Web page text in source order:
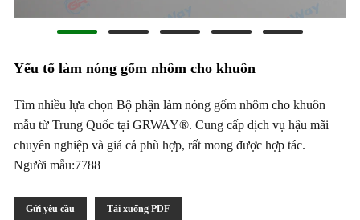
Yếu tố làm nóng gốm nhôm cho khuôn
Tìm nhiều lựa chọn Bộ phận làm nóng gốm nhôm cho khuôn
mẫu từ Trung Quốc tại GRWAY®. Cung cấp dịch vụ hậu mãi
chuyên nghiệp và giá cả phù hợp, rất mong được hợp tác.
Người mẫu:7788
Gửi yêu cầu Tải xuống PDF